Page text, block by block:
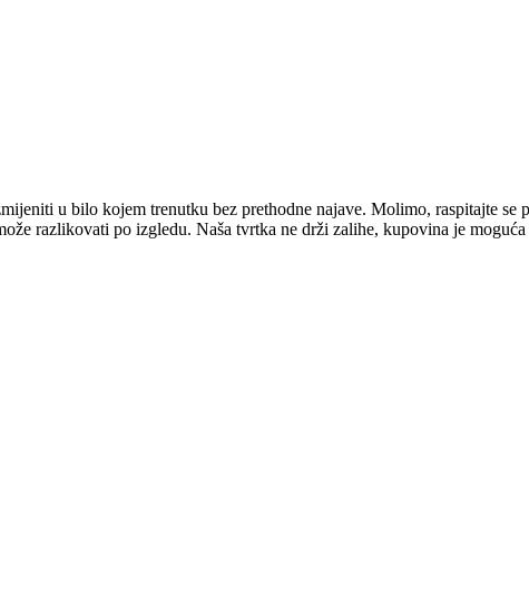
u bilo kojem trenutku bez prethodne najave. Molimo, raspitajte se
razlikovati po izgledu. Naša tvrtka ne drži zalihe, kupovina je